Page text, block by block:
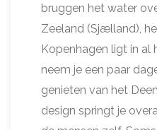
bruggen het water
Zeeland (Sjælland),
Kopenhagen ligt in al
neem je een paar
genieten van het
design springt je